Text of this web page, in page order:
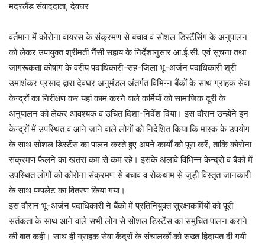
मदरलैंड संवाददाता, देवघर
वर्तमान में कोरोना वायरस के संक्रमण से बचाव व सोशल डिस्टैंसिंग के अनुपालन
को लेकर उपायुक्त श्रीमती नैंसी सहाय के निर्देशानुसार आ.ई.सी. एवं सूचना तथा
जागरूकता कोषांग के वरीय पदाधिकारी-सह-जिला भू-अर्जन पदाधिकारी श्री
उमाशंकर प्रसाद द्वारा देवघर अनुमंडल अंतर्गत विभिन्न बैंकों के साथ ग्राहक सेवा
केन्द्रों का निरीक्षण कर यहां काम करने वाले कर्मियों को सामाजिक दूरी के
अनुपालन को लेकर आवश्यक व उचित दिशा-निर्देश दिया। इस दौरान उन्होंने इन
केन्द्रों में उपस्थित व आने जाने वाले लोगों को निदेशित किया कि मास्क के उपयोग
के साथ सोशल डिस्टेंस का पालन करते हुए अपने कार्यों को पूरा करें, ताकि कोरोना
संक्रमण फैलने का खतरा कम से कम रहे। इसके अलावे विभिन्न केन्द्रों व बैंकों में
उपस्थित लोगों को कोरोना संक्रमण से बचाव व रोकथाम से जुड़ी विस्तृत जानकारी
के साथ पम्पलेट का वितरण किया गया।
इस दौरान भू-अर्जन पदाधिकारी ने बैंको में प्रतिनियुक्त सुरक्षाकर्मियों को पूरी
सर्तकता के साथ आने वाले सभी लोग से सोशल डिस्टेंस का समुचित पालन कराने
की बात कही। साथ ही ग्राहक सेवा केंद्रों के संचालकों को सख्त हिदायत दी गयी